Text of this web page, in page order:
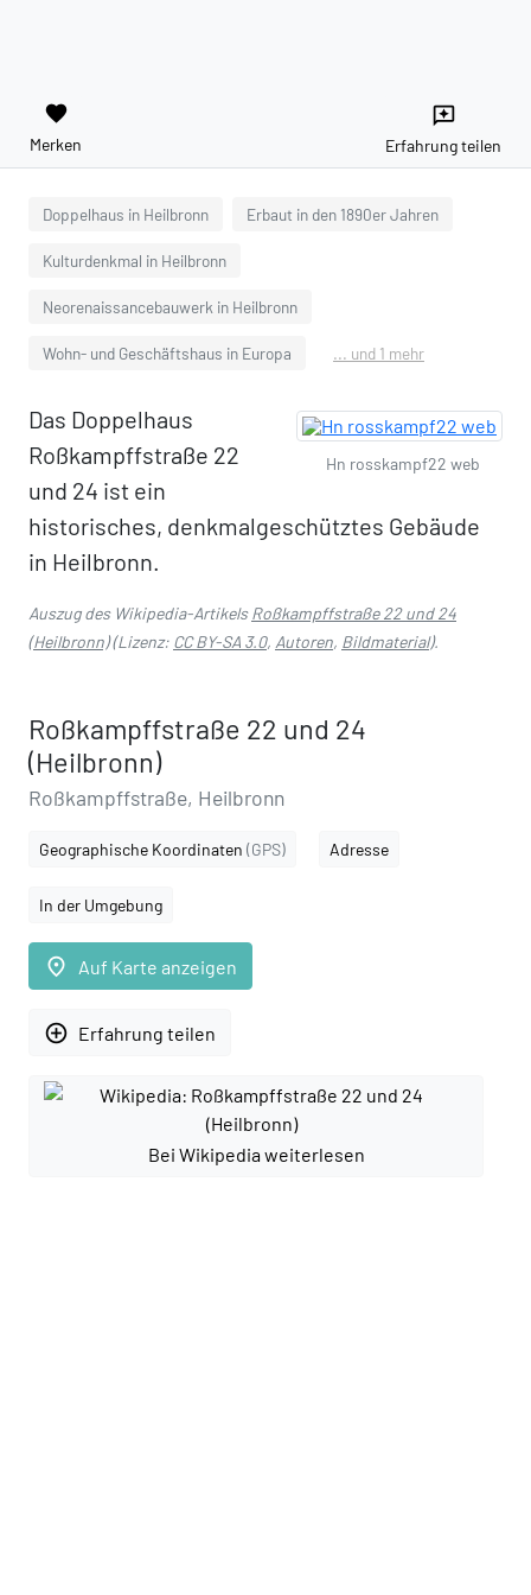
favorite
Merken
reviews
Erfahrung teilen
Doppelhaus in Heilbronn Erbaut in den 1890er Jahren
Kulturdenkmal in Heilbronn
Neorenaissancebauwerk in Heilbronn
Wohn- und Geschäftshaus in Europa ... und 1 mehr
Hn rosskampf22 web
Das Doppelhaus
Roßkampffstraße 22
und 24 ist ein
historisches, denkmalgeschütztes Gebäude
in Heilbronn.
Auszug des Wikipedia-ArtikelsRoßkampffstraße 22 und 24
(Heilbronn)(Lizenz: CC BY-SA 3.0, Autoren, Bildmaterial).
Roßkampffstraße 22 und 24
(Heilbronn)
Roßkampffstraße, Heilbronn
Geographische Koordinaten (GPS) Adresse
In der Umgebung
place Auf Karte anzeigen
add_circle_outline Erfahrung teilen
Bei Wikipedia weiterlesen